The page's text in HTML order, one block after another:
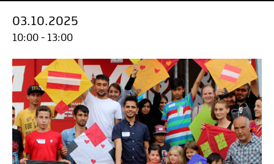
03.10.2025
10:00 - 13:00